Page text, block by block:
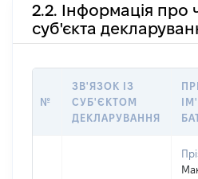
2.2. Інформація про
суб'єкта
№
ЗВ'ЯЗОК ІЗ
СУБ'ЄКТОМ
ДЕКЛАРУВАННЯ